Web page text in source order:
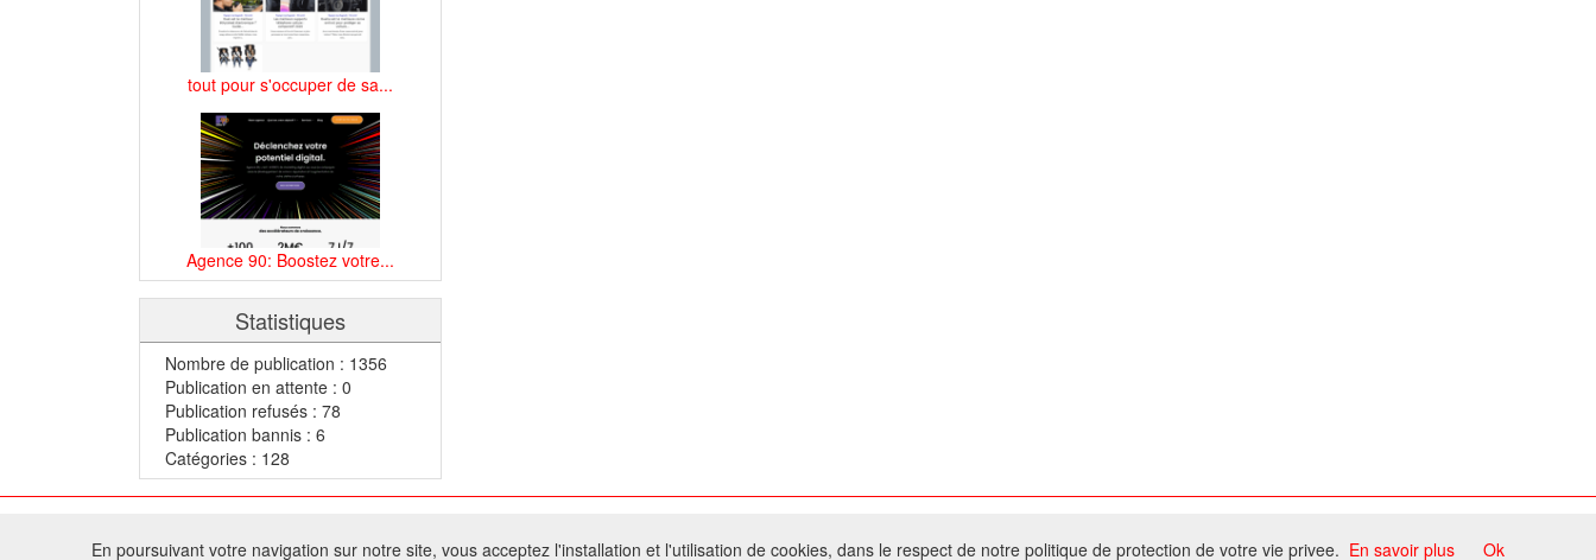
tout pour s'occuper de sa...
Agence 90: Boostez votre...
Statistiques
Nombre de publication : 1356
Publication en attente : 0
Publication refusés : 78
Publication bannis : 6
Catégories : 128
Tous droits réservés - Toute reproduction du contenu de ce site, même partielle, est interdite sans accord du propriétaire.
En poursuivant votre navigation sur notre site, vous acceptez l'installation et l'utilisation de cookies, dans le respect de notre politique de protection de votre vie privee. En savoir plus Ok